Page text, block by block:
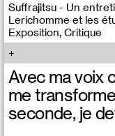
Suffrajitsu - Un
Lerichomme et les
Exposition, Critique
Avec ma voix
me
seconde, je